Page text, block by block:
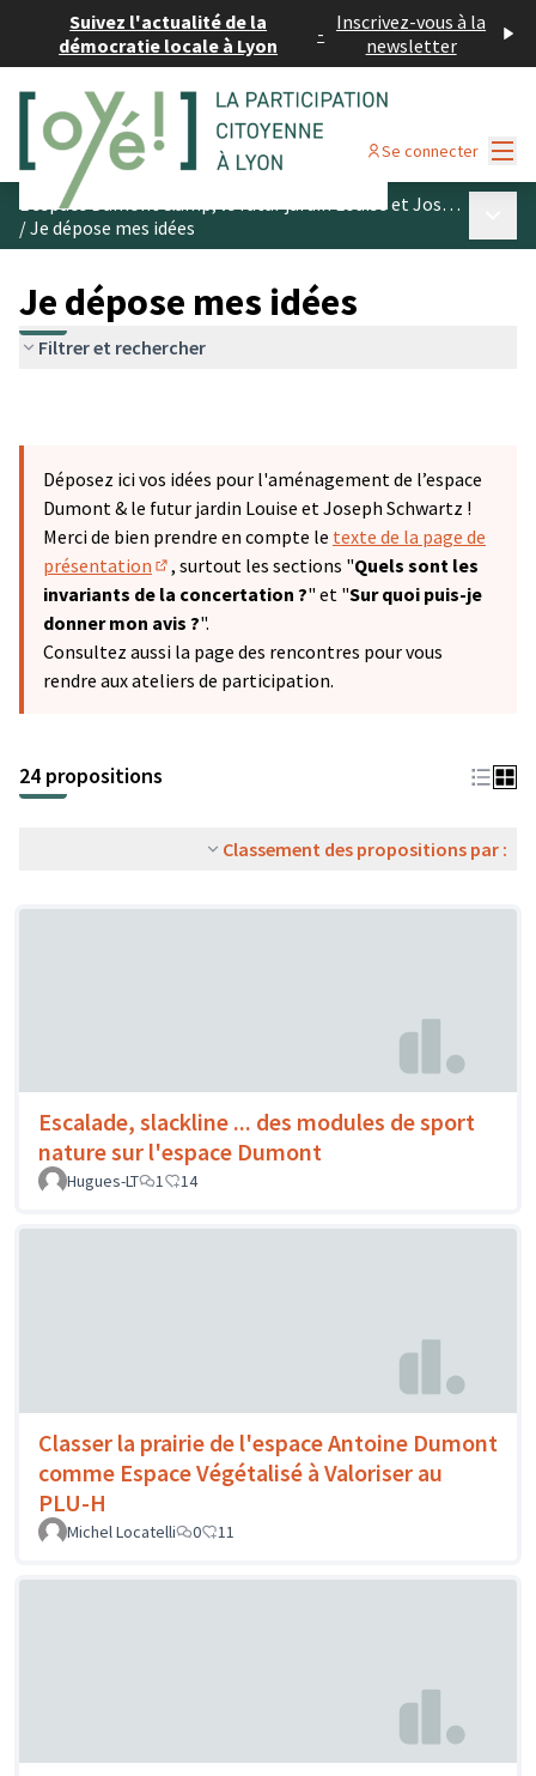
Suivez l'actualité de la
démocratie locale à Lyon
- Inscrivez-vous à la
newsletter
Se connecter
L’espace Dumont &amp; le futur jardin Louise et Joseph Schwartz
/Je dépose mes idées
Je dépose mes idées
Filtrer et rechercher
Déposez ici vos idées pour l'aménagement de l’espace
Dumont & le futur jardin Louise et Joseph Schwartz !
Merci de bien prendre en compte le texte de la page de
présentation
(S'ouvre dans un nouvel onglet)
, surtout les sections "Quels sont les
invariants de la concertation ?" et "Sur quoi puis-je
donner mon avis ?".
Consultez aussi la page des rencontres pour vous
rendre aux ateliers de participation.
24 propositions
Classement des propositions par :
Escalade, slackline ... des modules de sport
nature sur l'espace Dumont
Hugues-LT 1 14
Classer la prairie de l'espace Antoine Dumont
comme Espace Végétalisé à Valoriser au
PLU-H
Michel Locatelli 0 11